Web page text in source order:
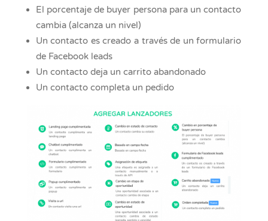
El porcentaje de buyer persona para un contacto
cambia (alcanza un nivel)
Un contacto es creado a través de un formulario
de Facebook leads
Un contacto deja un carrito abandonado
Un contacto completa un pedido